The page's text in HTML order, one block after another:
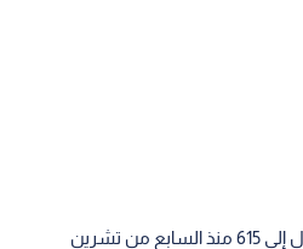
وارتفع عدد قتلى جيش الاحتلال إلى 615 منذ السابع من تشرين